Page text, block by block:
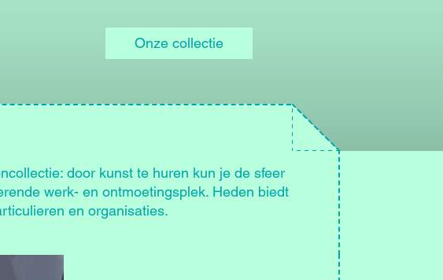
Onze collectie
door kunst te huren kun je de sfeer
werk- en ontmoetingsplek. Heden biedt
en organisaties.